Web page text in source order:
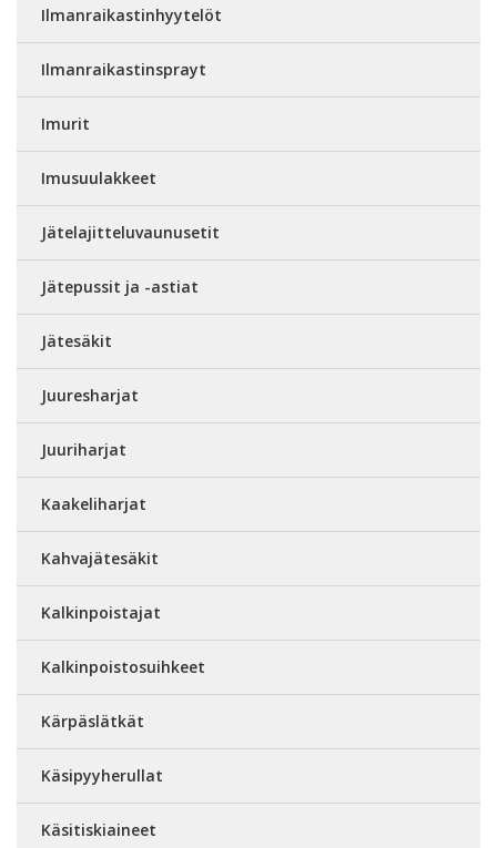
Ilmanraikastinhyytelöt
Ilmanraikastinsprayt
Imurit
Imusuulakkeet
Jätelajitteluvaunusetit
Jätepussit ja -astiat
Jätesäkit
Juuresharjat
Juuriharjat
Kaakeliharjat
Kahvajätesäkit
Kalkinpoistajat
Kalkinpoistosuihkeet
Kärpäslätkät
Käsipyyherullat
Käsitiskiaineet